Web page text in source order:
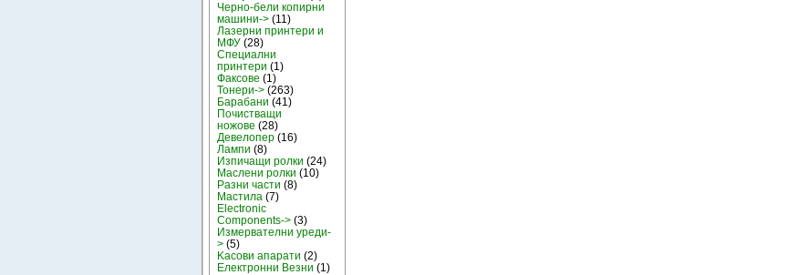
Черно-бели копирни
машини-> (11)
Лазерни принтери и
МФУ (28)
Специални
принтери (1)
Факсове (1)
Тонери-> (263)
Барабани (41)
Почистващи
ножове (28)
Девелопер (16)
Лампи (8)
Изпичащи ролки (24)
Маслени ролки (10)
Разни части (8)
Мастила (7)
Electronic
Components-> (3)
Измервателни уреди-
> (5)
Kасови апарати (2)
Електронни Везни (1)